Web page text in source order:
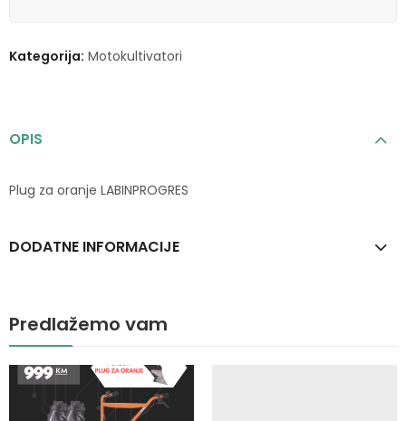
Kategorija: Motokultivatori
OPIS
Plug za oranje LABINPROGRES
DODATNE INFORMACIJE
Predlažemo vam